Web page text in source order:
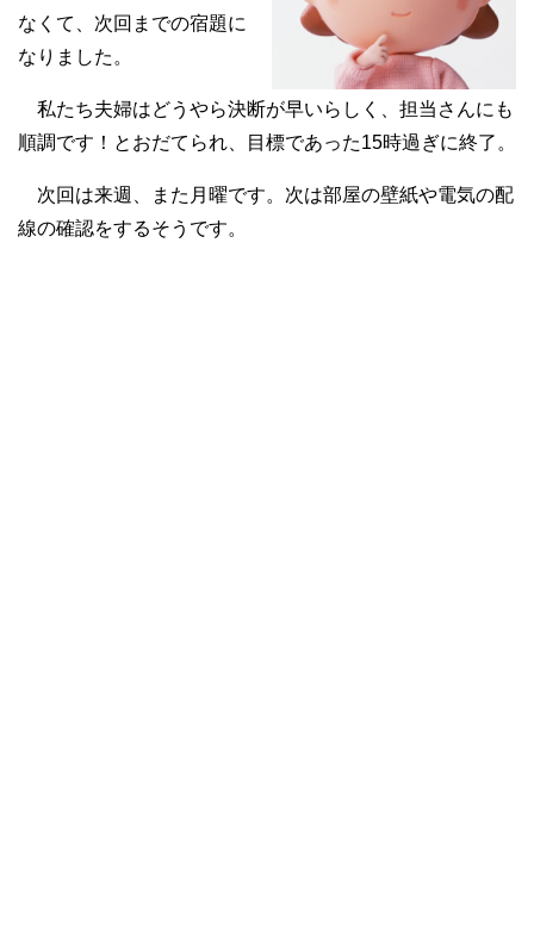
なくて、次回までの宿題に
なりました。
私たち夫婦はどうやら決断が早いらしく、担当さんにも
順調です！と おだてられ 、目標であった15時過ぎに終了。
次回は来週、また月曜です。次は部屋の壁紙や電気の配
線の確認をするそうです。